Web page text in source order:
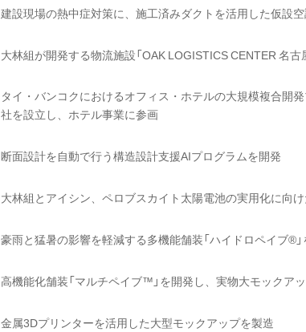
建設現場の熱中症対策に、施工済みダクトを活用した仮設
大林組が開発する物流施設「OAK LOGISTICS CENTER 名古
タイ・バンコクにおけるオフィス・ホテルの大規模複合
社を設立し、ホテル事業に参画
断面設計を自動で行う構造設計支援AIプログラムを開発
大林組とアイシン、ペロブスカイト太陽電池の実用化に向
豪雨と猛暑の影響を軽減する多機能舗装「ハイドロペイブ®
高機能化舗装「マルチペイブ™」を開発し、実物大モックア
金属3Dプリンターを活用した大型モックアップを製造